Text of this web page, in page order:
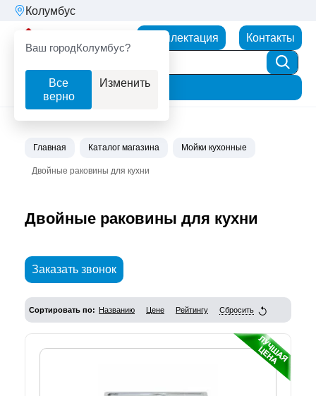
Колумбус
Ваш городКолумбус?
Все
верно
Изменить
Комплектация Контакты
Фильтр
Главная Каталог магазина Мойки кухонные
Двойные раковины для кухни
Двойные раковины для кухни
Заказать звонок
Сортировать по: Названию Цене Рейтингу Сбросить